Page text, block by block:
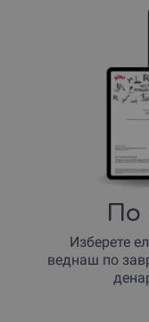
По
Изберете
веднаш по